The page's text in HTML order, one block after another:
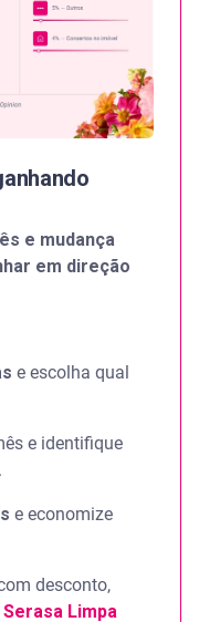
e mudança
em direção
e escolha qual
e identifique
.
e economize
desconto,
Serasa Limpa